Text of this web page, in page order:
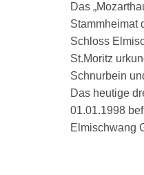
Das
Stammheimat
Schloss
St.Moritz
Schnurbein
Das heutige
01.01.1998
Elmischwang